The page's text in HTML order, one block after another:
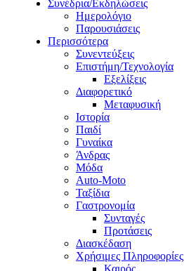
Συνέδρια/Εκδηλώσεις
Ημερολόγιο
Παρουσιάσεις
Περισσότερα
Συνεντεύξεις
Επιστήμη/Τεχνολογία
Εξελίξεις
Διαφορετικό
Μεταφυσική
Ιστορία
Παιδί
Γυναίκα
Άνδρας
Μόδα
Auto-Moto
Ταξίδια
Γαστρονομία
Συνταγές
Προτάσεις
Διασκέδαση
Χρήσιμες Πληροφορίες
Καιρός